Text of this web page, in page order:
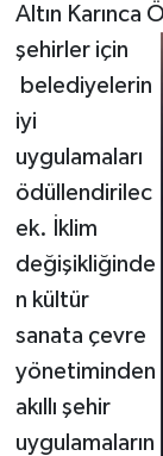
Altın Karınca
şehirler için
belediyelerin
iyi
uygulamaları
ödüllendirilec
ek. İklim
değişikliğinde
n kültür
sanata çevre
yönetiminden
akıllı şehir
uygulamaların